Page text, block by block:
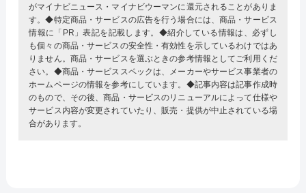
がマイナビニュース・マイナビウーマンに還元されることがありま
す。◆特定商品・サービスの広告を行う場合には、商品・サービス
情報に「PR」表記を記載します。◆紹介している情報は、必ずし
も個々の商品・サービスの安全性・有効性を示しているわけではあ
りません。商品・サービスを選ぶときの参考情報としてご利用くだ
さい。◆商品・サービススペックは、メーカーやサービス事業者の
ホームページの情報を参考にしています。◆記事内容は記事作成時
のもので、その後、商品・サービスのリニューアルによって仕様や
サービス内容が変更されていたり、販売・提供が中止されている場
合があります。